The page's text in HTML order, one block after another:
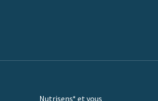
Nutrisens* et vous